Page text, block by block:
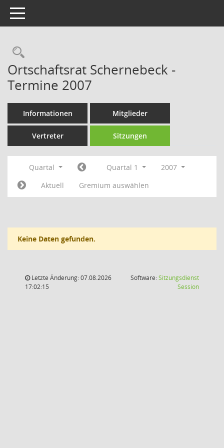
Toggle navigation
Rechercheauswahl
Ortschaftsrat Schernebeck -
Termine 2007
Informationen Mitglieder
Vertreter Sitzungen
Quartal Quartal 1
2007
Aktuell
Gremium auswählen
Keine Daten gefunden.
Letzte Änderung: 07.08.2026
17:02:15
Software:Sitzungsdienst
Session(Wird in